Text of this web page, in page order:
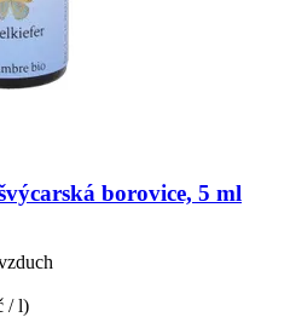
borovice, 5 ml
/ l)